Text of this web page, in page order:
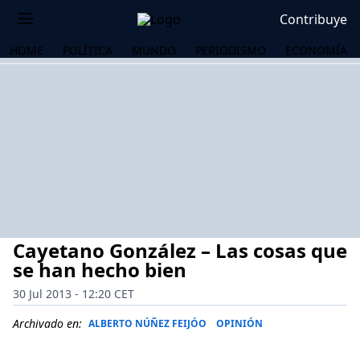
Contribuye
HOME POLÍTICA MUNDO PERIODISMO ECONOMÍA
Cayetano González – Las cosas que
se han hecho bien
30 Jul 2013 - 12:20 CET
Archivado en: ALBERTO NÚÑEZ FEIJÓO OPINIÓN